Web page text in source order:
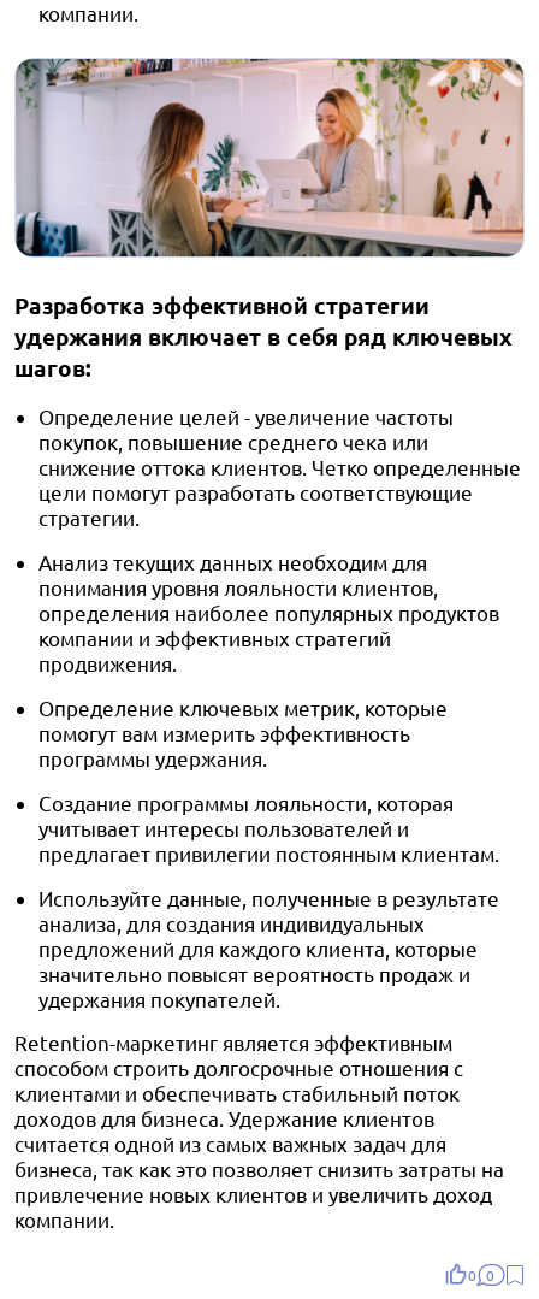
компании.
Разработка эффективной стратегии
удержания включает в себя ряд ключевых
шагов:
Определение целей - увеличение частоты
покупок, повышение среднего чека или
снижение оттока клиентов. Четко определенные
цели помогут разработать соответствующие
стратегии.
Анализ текущих данных необходим для
понимания уровня лояльности клиентов,
определения наиболее популярных продуктов
компании и эффективных стратегий
продвижения.
Определение ключевых метрик, которые
помогут вам измерить эффективность
программы удержания.
Создание программы лояльности, которая
учитывает интересы пользователей и
предлагает привилегии постоянным клиентам.
Используйте данные, полученные в результате
анализа, для создания индивидуальных
предложений для каждого клиента, которые
значительно повысят вероятность продаж и
удержания покупателей.
Retention-маркетинг является эффективным
способом строить долгосрочные отношения с
клиентами и обеспечивать стабильный поток
доходов для бизнеса. Удержание клиентов
считается одной из самых важных задач для
бизнеса, так как это позволяет снизить затраты на
привлечение новых клиентов и увеличить доход
компании.
0 0